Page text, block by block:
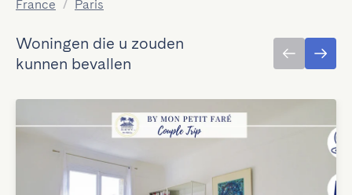
France / Paris
Woningen die u zouden
kunnen bevallen